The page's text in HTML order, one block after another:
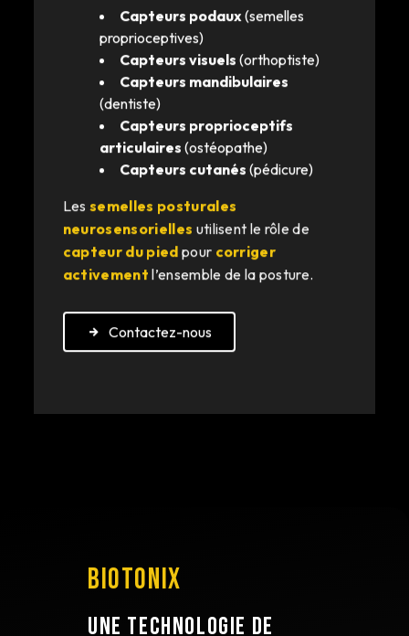
Capteurs podaux (semelles
proprioceptives)
Capteurs visuels (orthoptiste)
Capteurs mandibulaires
(dentiste)
Capteurs proprioceptifs
articulaires (ostéopathe)
Capteurs cutanés (pédicure)
Les semelles posturales
neurosensorielles utilisent le rôle de
capteur du pied pour corriger
activement l’ensemble de la posture.
Contactez-nous
BIOTONIX
UNE TECHNOLOGIE DE